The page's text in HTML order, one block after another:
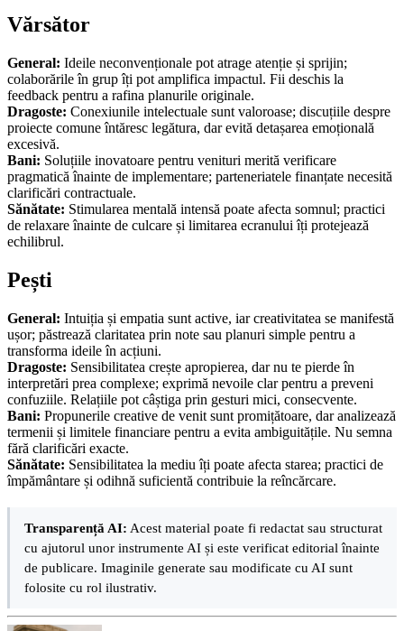
Vărsător
General: Ideile neconvenționale pot atrage atenție și sprijin;
colaborările în grup îți pot amplifica impactul. Fii deschis la
feedback pentru a rafina planurile originale.
Dragoste: Conexiunile intelectuale sunt valoroase; discuțiile despre
proiecte comune întăresc legătura, dar evită detașarea emoțională
excesivă.
Bani: Soluțiile inovatoare pentru venituri merită verificare
pragmatică înainte de implementare; parteneriatele finanțate necesită
clarificări contractuale.
Sănătate: Stimularea mentală intensă poate afecta somnul; practici
de relaxare înainte de culcare și limitarea ecranului îți protejează
echilibrul.
Pești
General: Intuiția și empatia sunt active, iar creativitatea se manifestă
ușor; păstrează claritatea prin note sau planuri simple pentru a
transforma ideile în acțiuni.
Dragoste: Sensibilitatea crește apropierea, dar nu te pierde în
interpretări prea complexe; exprimă nevoile clar pentru a preveni
confuziile. Relațiile pot câștiga prin gesturi mici, consecvente.
Bani: Propunerile creative de venit sunt promițătoare, dar analizează
termenii și limitele financiare pentru a evita ambiguitățile. Nu semna
fără clarificări exacte.
Sănătate: Sensibilitatea la mediu îți poate afecta starea; practici de
împământare și odihnă suficientă contribuie la reîncărcare.
Transparență AI: Acest material poate fi redactat sau structurat
cu ajutorul unor instrumente AI și este verificat editorial înainte
de publicare. Imaginile generate sau modificate cu AI sunt
folosite cu rol ilustrativ.